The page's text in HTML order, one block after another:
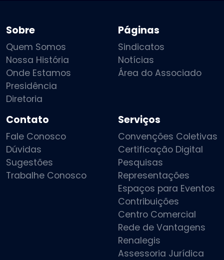
Sobre
Quem Somos
Nossa História
Onde Estamos
Presidência
Diretoria
Páginas
Sindicatos
Notícias
Área do Associado
Contato
Fale Conosco
Dúvidas
Sugestões
Trabalhe Conosco
Serviços
Convenções Coletivas
Certificação Digital
Pesquisas
Representações
Espaços para Eventos
Contribuições
Centro Comercial
Rede de Vantagens
Renalegis
Assessoria Jurídica